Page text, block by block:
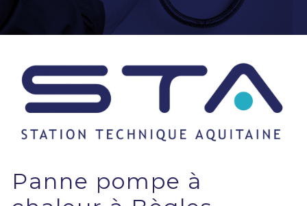
Panne pompe à